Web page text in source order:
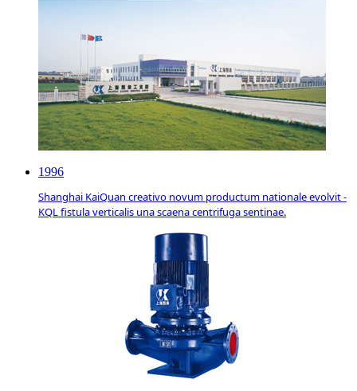
1996
Shanghai KaiQuan creativo novum productum nationale evolvit -
KQL fistula verticalis una scaena centrifuga sentinae.